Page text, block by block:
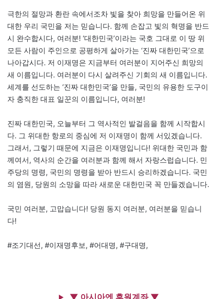
극한의 절망과 환란 속에서조차 빛을 찾아 희망을 만들어온 위
대한 우리 국민을 저는 믿습니다. 함께 손잡고 빛의 혁명을 반드
시 완수합시다, 여러분! ‘대한민국’이라는 국호 그대로 이 땅 위
모든 사람이 주인으로 공평하게 살아가는 ‘진짜 대한민국’으로
나아갑시다. 저 이재명은 지금부터 여러분이 지어주신 희망의
새 이름입니다. 여러분이 다시 살려주신 기회의 새 이름입니다.
세계를 선도하는 ‘진짜 대한민국’을 만들, 국민의 유용한 도구이
자 충직한 대표 일꾼의 이름입니다, 여러분!
진짜 대한민국, 오늘부터 그 역사적인 발걸음을 함께 시작합시
다. 그 위대한 항로의 중심에 저 이재명이 함께 서있겠습니다.
그래서, 그렇기 때문에 지금은 이재명입니다! 위대한 국민과 함
께여서, 역사의 순간을 여러분과 함께 해서 자랑스럽습니다. 민
주당의 명령, 국민의 명령을 받아 반드시 승리하겠습니다. 국민
의 염원, 당원의 소망을 따라 새로운 대한민국 꼭 만들겠습니다.
국민 여러분, 고맙습니다! 당원 동지 여러분, 여러분을 믿습니
다!
#조기대선, #이재명후보, #어대명, #구대명,